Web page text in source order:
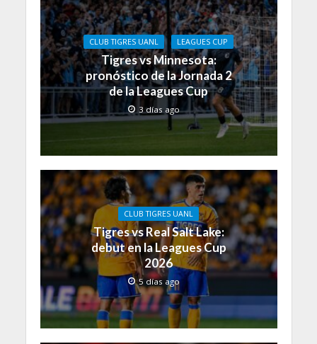
CLUB TIGRES UANL LEAGUES CUP
Tigres vs Minnesota:
pronóstico de la Jornada 2
de la Leagues Cup
3 días ago
CLUB TIGRES UANL
Tigres vs Real Salt Lake:
debut en la Leagues Cup
2026
5 días ago